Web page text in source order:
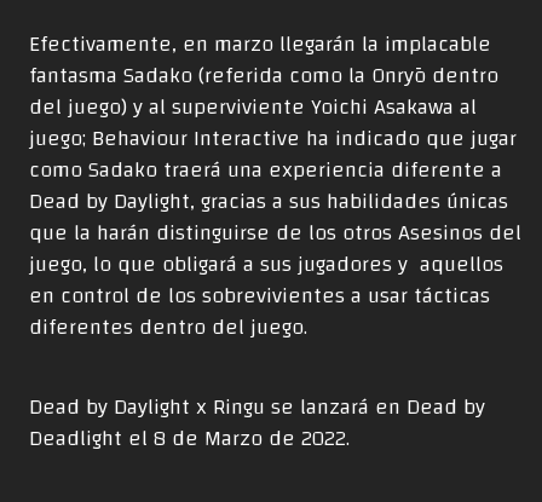
Efectivamente, en marzo llegarán la implacable
fantasma Sadako (referida como la Onryō dentro
del juego) y al superviviente Yoichi Asakawa al
juego; Behaviour Interactive ha indicado que jugar
como Sadako traerá una experiencia diferente a
Dead by Daylight, gracias a sus habilidades únicas
que la harán distinguirse de los otros Asesinos del
juego, lo que obligará a sus jugadores y aquellos
en control de los sobrevivientes a usar tácticas
diferentes dentro del juego.
Dead by Daylight x Ringu se lanzará en Dead by
Deadlight el 8 de Marzo de 2022.